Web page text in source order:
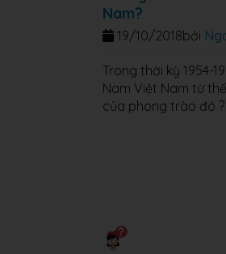
Nam?
bởi
19/10/2018
Trong thời kỳ 1954-
Nam Việt Nam từ
của phong trào đó ?